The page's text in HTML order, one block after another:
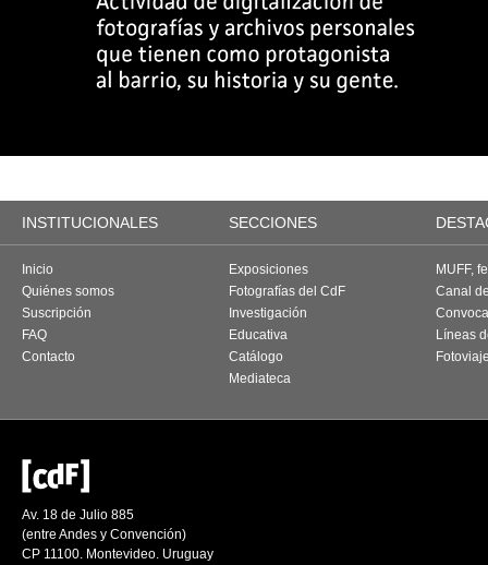
INSTITUCIONALES SECCIONES
Inicio
Quiénes somos
Suscripción
FAQ
Contacto
Exposiciones
Fotografías del CdF
Investigación
Educativa
Catálogo
Mediateca
MUFF,
Canal
Líneas
Av. 18 de Julio 885
(entre Andes y Convención)
CP 11100. Montevideo. Uruguay